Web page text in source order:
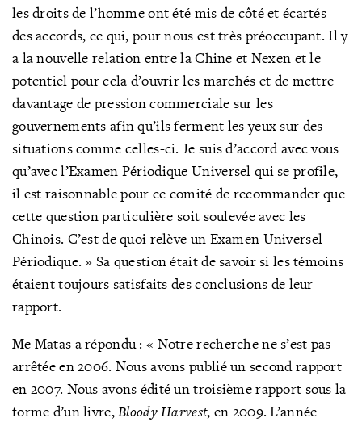
les droits de l’homme ont été mis de côté et écartés
des accords, ce qui, pour nous est très préoccupant. Il y
a la nouvelle relation entre la Chine et Nexen et le
potentiel pour cela d’ouvrir les marchés et de mettre
davantage de pression commerciale sur les
gouvernements afin qu’ils ferment les yeux sur des
situations comme celles-ci. Je suis d’accord avec vous
qu’avec l’Examen Périodique Universel qui se profile,
il est raisonnable pour ce comité de recommander que
cette question particulière soit soulevée avec les
Chinois. C’est de quoi relève un Examen Universel
Périodique. » Sa question était de savoir si les témoins
étaient toujours satisfaits des conclusions de leur
rapport.
Me Matas a répondu : « Notre recherche ne s’est pas
arrêtée en 2006. Nous avons publié un second rapport
en 2007. Nous avons édité un troisième rapport sous la
forme d’un livre,Bloody Harvest, en 2009. L’année